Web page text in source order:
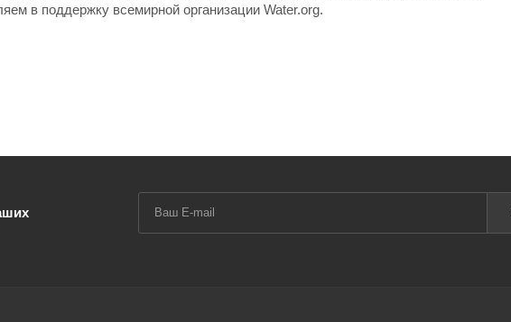
в поддержку всемирной организации Water.org.